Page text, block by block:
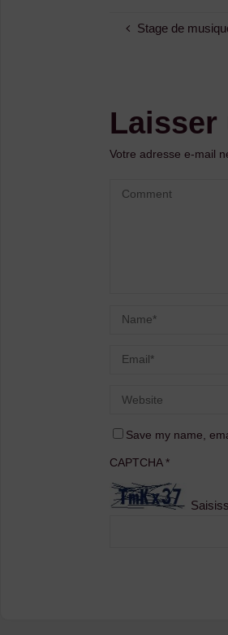
Stage de
Laisser
Votre adresse e-mail
Save my name,
CAPTCHA*